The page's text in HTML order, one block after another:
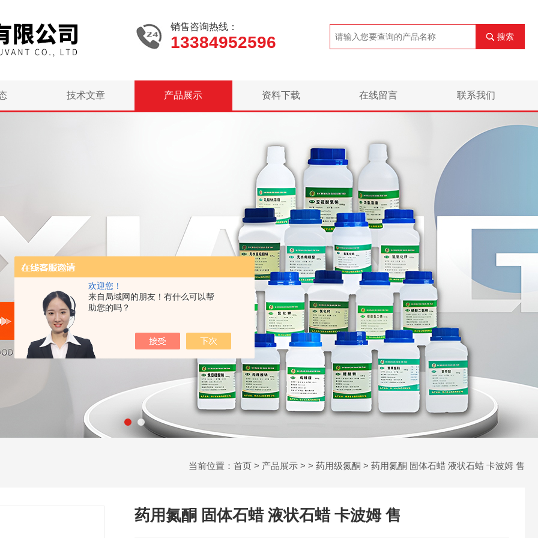
欢迎您！
来自局域网的朋友！有什么可以帮
助您的吗？
销售咨询热线：
13384952596 搜索
技术文章 产品展示 资料下载 在线留言 联系我们
当前位置： 首页 > 产品展示 > > 药用级氮酮 > 药用氮酮 固体石蜡 液状石蜡 卡波姆 售
药用氮酮 固体石蜡 液状石蜡 卡波姆 售